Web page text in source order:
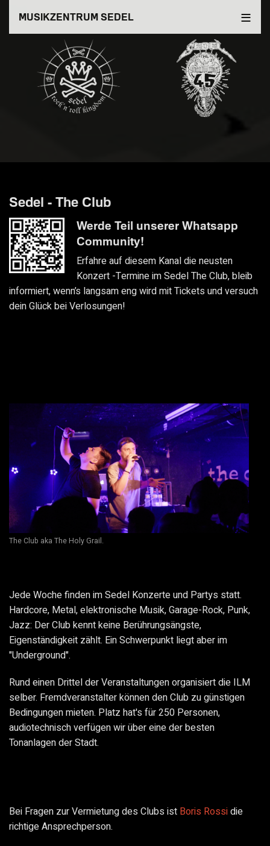
Inhalt
MUSIKZENTRUM SEDEL
Sedel - The Club
Werde Teil unserer Whatsapp
Community!
Erfahre auf diesem Kanal die neusten
Konzert -Termine im Sedel The Club, bleib
informiert, wenn’s langsam eng wird mit Tickets und versuch
dein Glück bei Verlosungen!
The Club aka The Holy Grail.
Jede Woche finden im Sedel Konzerte und Partys statt.
Hardcore, Metal, elektronische Musik, Garage-Rock, Punk,
Jazz: Der Club kennt keine Berührungsängste,
Eigenständigkeit zählt. Ein Schwerpunkt liegt aber im
"Underground".
Rund einen Drittel der Veranstaltungen organisiert die ILM
selber. Fremdveranstalter können den Club zu günstigen
Bedingungen mieten. Platz hat's für 250 Personen,
audiotechnisch verfügen wir über eine der besten
Tonanlagen der Stadt.
Bei Fragen zur Vermietung des Clubs ist Boris Rossidie
richtige Ansprechperson.